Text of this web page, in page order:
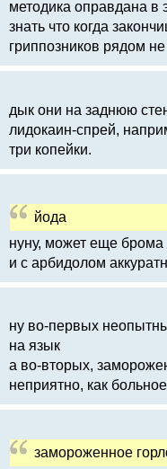
методика оправдана в
знать что когда
гриппозников рядом не
дык они на заднюю
лидокаин-спрей,
три копейки.
йода
нуну, может еще брома
и с арбидолом
ну во-первых
на язык
а во-вторых,
неприятно, как
замороженное